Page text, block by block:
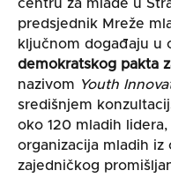
centru za mlade u
predsjednik Mreže
ključnom događaju u
demokratskog pakta
nazivom Youth
središnjem
oko 120 mladih
organizacija mladih iz
zajedničkog